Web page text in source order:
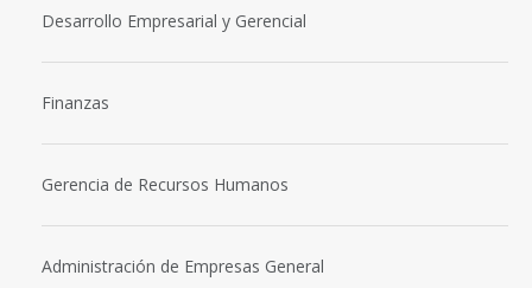
Desarrollo Empresarial y Gerencial
Finanzas
Gerencia de Recursos Humanos
Administración de Empresas General